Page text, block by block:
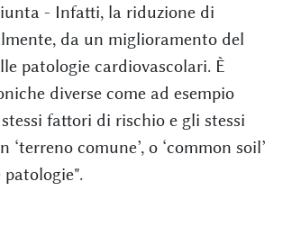
- Infatti, la riduzione di
da un miglioramento del
patologie cardiovascolari. È
diverse come ad esempio
fattori di rischio e gli stessi
comune’, o ‘common soil’